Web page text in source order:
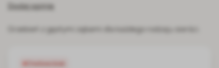
Dodaj opinię
Grzebień z gęstymi zębami dla każdego rodzaju sierści.
Chwilowo brak